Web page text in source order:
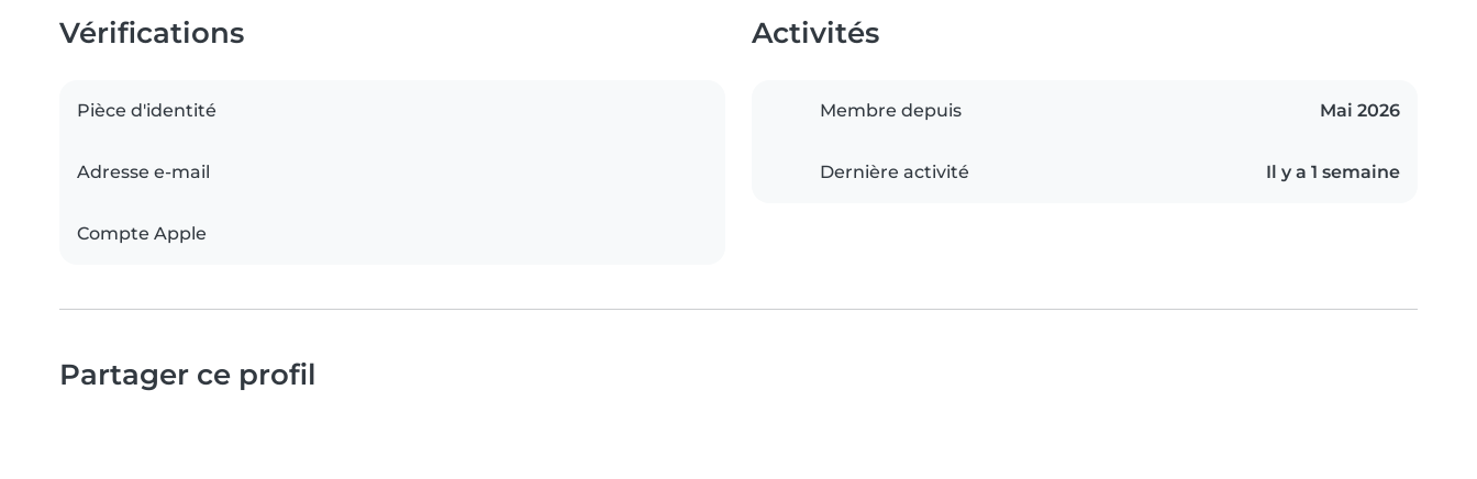
Vérifications
Pièce d'identité
Adresse e-mail
Compte Apple
Activités
Membre depuis Mai 2026
Dernière activité Il y a 1 semaine
Partager ce profil